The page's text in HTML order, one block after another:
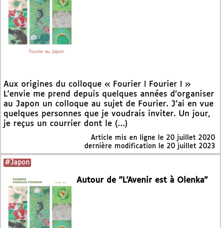
Aux origines du colloque « Fourier ! Fourier ! »
L’envie me prend depuis quelques années d’organiser
au Japon un colloque au sujet de Fourier. J’ai en vue
quelques personnes que je voudrais inviter. Un jour,
je reçus un courrier dont le (…)
Article mis en ligne le 20 juillet 2020
dernière modification le 20 juillet 2023
#Japon
Autour de "L’Avenir est à Olenka"